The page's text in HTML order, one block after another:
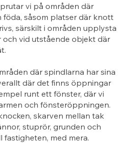
vi på områden där
föda, såsom platser där knott
särskilt i områden upplysta
och vid utstående objekt där
där spindlarna har sina
där det finns öppningar
runt ett fönster, där vi
och fönsteröppningen.
skarven mellan tak
stuprör, grunden och
med mera.